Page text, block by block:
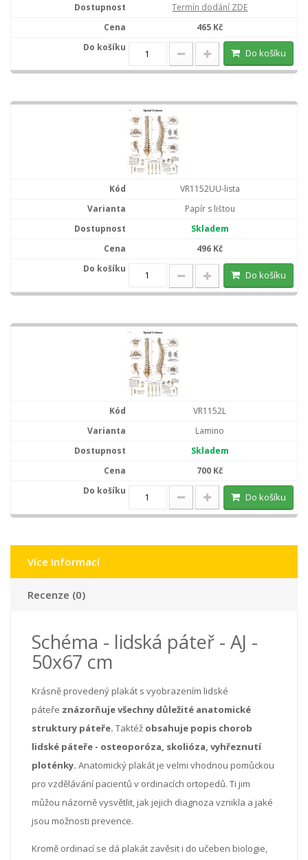
Termín dodání ZDE
465 Kč
Do košíku
VR1152UU-lista
Papír s lištou
Skladem
496 Kč
Do košíku
VR1152L
Lamino
Skladem
700 Kč
Do košíku
Více Informací
Recenze (0)
Schéma - lidská páteř - AJ -
50x67 cm
Krásně provedený plakát s vyobrazením lidské
páteře znázorňuje všechny důležité anatomické
struktury páteře. Taktéž obsahuje popis chorob
lidské páteře - osteoporóza, skolióza, vyhřeznutí
ploténky. Anatomický plakát je velmi vhodnou pomůckou
pro vzdělávání pacientů v ordinacích ortopedů. Ti jim
můžou názorně vysvětlit, jak jejich diagnoza vznikla a jaké
jsou možnosti prevence.
Kromě ordinací se dá plakát zavěsit i do učeben biologie,